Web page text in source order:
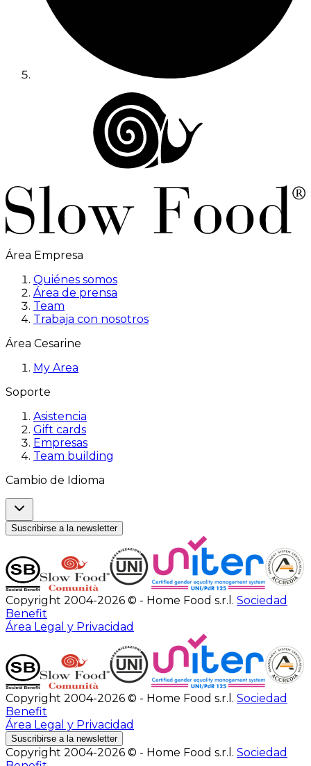
Área Empresa
Quiénes somos
Área de prensa
Team
Trabaja con nosotros
Área Cesarine
My Area
Soporte
Asistencia
Gift cards
Empresas
Team building
Cambio de Idioma
Suscribirse a la newsletter
Copyright 2004-2026 © - Home Food s.r.l. Sociedad
Benefit
Área Legal y Privacidad
Copyright 2004-2026 © - Home Food s.r.l. Sociedad
Benefit
Área Legal y Privacidad
Suscribirse a la newsletter
Copyright 2004-2026 © - Home Food s.r.l. Sociedad